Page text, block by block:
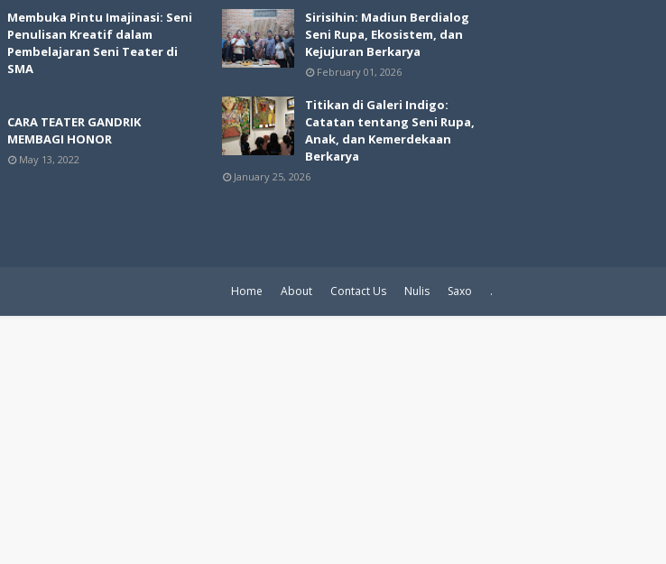
Membuka Pintu Imajinasi: Seni
Penulisan Kreatif dalam
Pembelajaran Seni Teater di
SMA
CARA TEATER GANDRIK
MEMBAGI HONOR
May 13, 2022
Sirisihin: Madiun Berdialog
Seni Rupa, Ekosistem, dan
Kejujuran Berkarya
February 01, 2026
Titikan di Galeri Indigo:
Catatan tentang Seni Rupa,
Anak, dan Kemerdekaan
Berkarya
January 25, 2026
Home About Contact Us Nulis Saxo .